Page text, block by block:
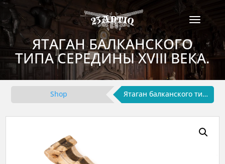
ЯТАГАН БАЛКАНСКОГО
ТИПА СЕРЕДИНЫ XVIII ВЕКА.
Shop Ятаган балканского типа середины XVIII века.